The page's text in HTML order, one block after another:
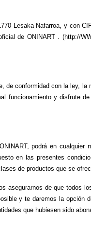
Lesaka Nafarroa, y con
de ONINART . (http://
de conformidad con la ley, la
funcionamiento y disfrute
podrá en cualquier
en las presentes
de productos que se
asegurarnos de que todos
y te daremos la opción
que hubiesen sido